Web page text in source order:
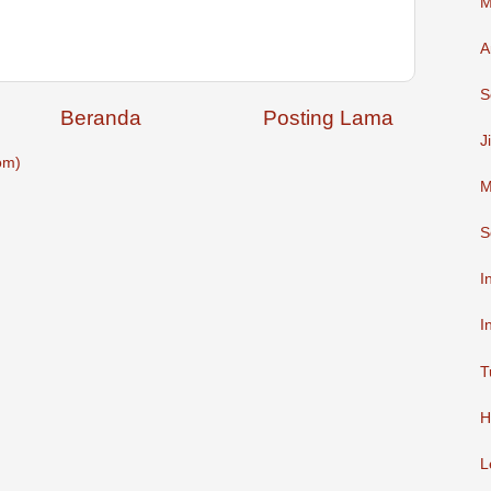
Posting Lama
Beranda